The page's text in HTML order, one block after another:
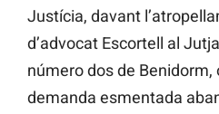
Justícia, davant
d’advocat Escortell al
número dos de Benidorm,
demanda esmentada